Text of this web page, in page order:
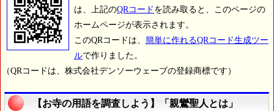
は、上記のQRコード を読み取ると、このページの
ホームページが表示されます。
このQRコードは、 簡単に作れるQRコード生成ツー
ルで作りました。
（QRコードは、株式会社デンソーウェーブの登録商標です）
【お寺の用語を調査しよう】「親鸞聖人とは」